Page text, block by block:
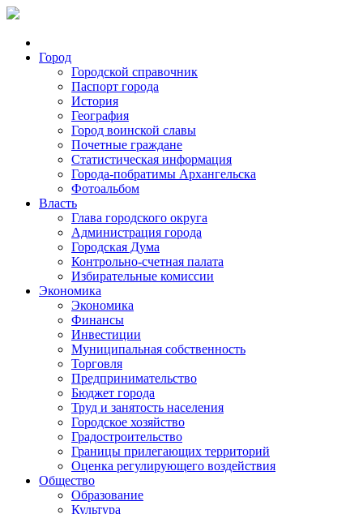
Город
Городской справочник
Паспорт города
История
География
Город воинской славы
Почетные граждане
Статистическая информация
Города-побратимы Архангельска
Фотоальбом
Власть
Глава городского округа
Администрация города
Городская Дума
Контрольно-счетная палата
Избирательные комиссии
Экономика
Экономика
Финансы
Инвестиции
Муниципальная собственность
Торговля
Предпринимательство
Бюджет города
Труд и занятость населения
Городское хозяйство
Градостроительство
Границы прилегающих территорий
Оценка регулирующего воздействия
Общество
Образование
Культура